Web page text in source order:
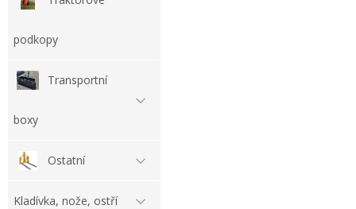
podkopy
Transportní
boxy
Ostatní
Kladívka, nože, ostří